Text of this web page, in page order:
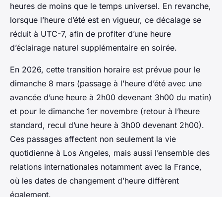
heures de moins que le temps universel. En revanche,
lorsque l’heure d’été est en vigueur, ce décalage se
réduit à UTC-7, afin de profiter d’une heure
d’éclairage naturel supplémentaire en soirée.
En 2026, cette transition horaire est prévue pour le
dimanche 8 mars (passage à l’heure d’été avec une
avancée d’une heure à 2h00 devenant 3h00 du matin)
et pour le dimanche 1er novembre (retour à l’heure
standard, recul d’une heure à 3h00 devenant 2h00).
Ces passages affectent non seulement la vie
quotidienne à Los Angeles, mais aussi l’ensemble des
relations internationales notamment avec la France,
où les dates de changement d’heure diffèrent
également.